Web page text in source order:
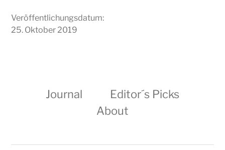
Veröffentlichungsdatum:
25. Oktober 2019
Journal
Editor´s Picks
About